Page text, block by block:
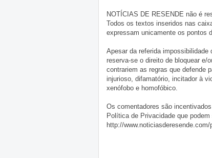
NOTÍCIAS DE RESENDE não é
Todos os textos inseridos nas
expressam unicamente os pontos
Apesar da referida
reserva-se o direito de bloquear e/
contrariem as regras que defende
injurioso, difamatório, incitador à
xenófobo e homofóbico.
Os comentadores são
Política de Privacidade que
http://